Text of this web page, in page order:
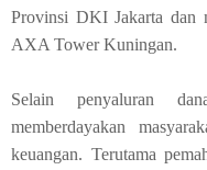
Provinsi DKI Jakarta dan
AXA Tower Kuningan.
Selain penyaluran
memberdayakan
keuangan. Terutama